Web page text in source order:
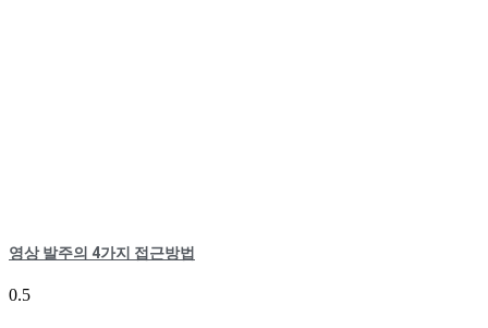
영상 발주의 4가지 접근방법